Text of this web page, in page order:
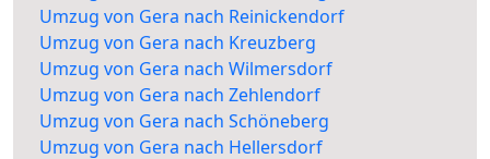
Umzug von Gera nach Reinickendorf
Umzug von Gera nach Kreuzberg
Umzug von Gera nach Wilmersdorf
Umzug von Gera nach Zehlendorf
Umzug von Gera nach Schöneberg
Umzug von Gera nach Hellersdorf